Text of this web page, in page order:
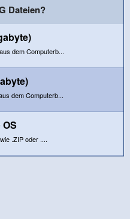
Dateien?
dem Computerb...
dem Computerb...
.ZIP oder ....